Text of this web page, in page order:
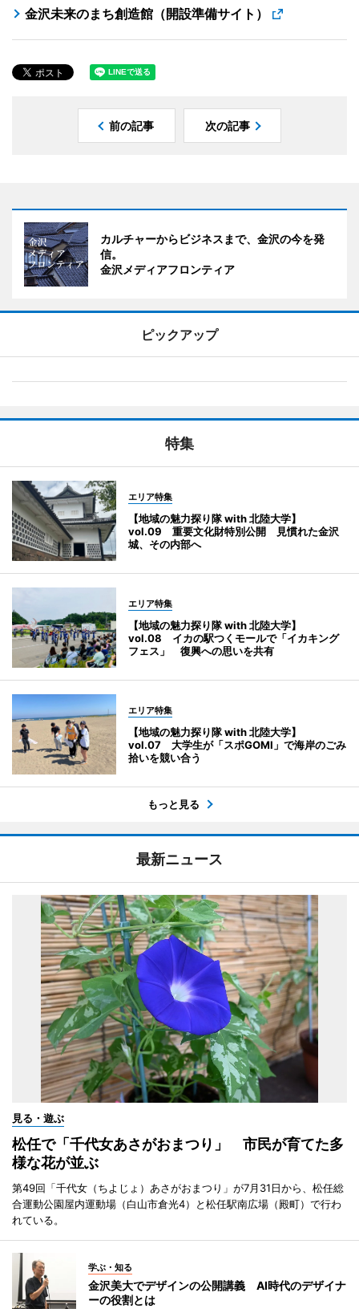
金沢未来のまち創造館（開設準備サイト）
前の記事 次の記事
カルチャーからビジネスまで、金沢の今を発
信。
金沢メディアフロンティア
ピックアップ
特集
エリア特集
【地域の魅力探り隊 with 北陸大学】
vol.09 重要文化財特別公開 見慣れた金沢
城、その内部へ
エリア特集
【地域の魅力探り隊 with 北陸大学】
vol.08 イカの駅つくモールで「イカキング
フェス」 復興への思いを共有
エリア特集
【地域の魅力探り隊 with 北陸大学】
vol.07 大学生が「スポGOMI」で海岸のごみ
拾いを競い合う
もっと見る
最新ニュース
見る・遊ぶ
松任で「千代女あさがおまつり」 市民が育てた多
様な花が並ぶ
第49回「千代女（ちよじょ）あさがおまつり」が7月31日から、松任総
合運動公園屋内運動場（白山市倉光4）と松任駅南広場（殿町）で行わ
れている。
学ぶ・知る
金沢美大でデザインの公開講義 AI時代のデザイナ
ーの役割とは